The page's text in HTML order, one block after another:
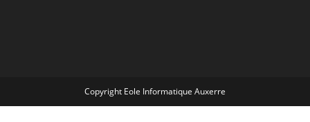
Copyright Eole Informatique Auxerre